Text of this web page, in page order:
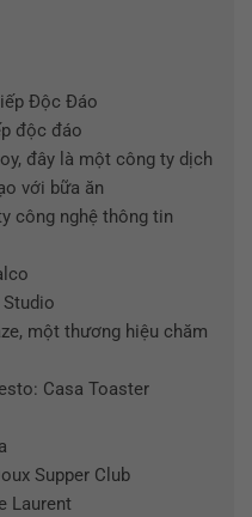
Độc Đáo
độc đáo
đây là một công ty dịch
với bữa ăn
công nghệ thông tin
một thương hiệu chăm
Casa Toaster
Supper Club
Laurent